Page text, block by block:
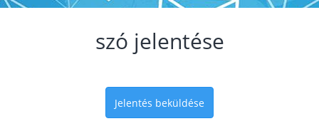
szó jelentése
Jelentés beküldése